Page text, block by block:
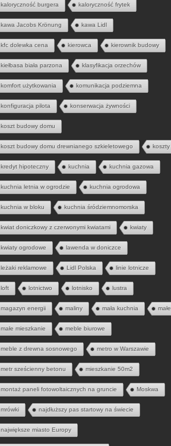
kaloryczność burgera kaloryczność frytek
kawa Jacobs Krönung kawa Lidl
kfc dolewka cena kierowca kierownik budowy
kiełbasa biała parzona klasyfikacja orzechów
komfort użytkowania komunikacja podziemna
konfiguracja pilota konserwacja żywności
koszt budowy domu
koszt budowy domu drewnianego szkieletowego koszty
kredyt hipoteczny kuchnia kuchnia gazowa
kuchnia letnia w ogrodzie kuchnia ogrodowa
kuchnia w bloku kuchnia śródziemnomorska
kwiat doniczkowy z czerwonymi kwiatami kwiaty
kwiaty ogrodowe lawenda w doniczce
leżaki reklamowe Lidl Polska linie lotnicze
loft lotnictwo lotnisko lustra
magazyn energii maliny mała kuchnia małe
małe mieszkanie meble biurowe
meble z drewna sosnowego metro w Warszawie
metr sześcienny betonu mieszkanie 50m2
montaż paneli fotowoltaicznych na gruncie Moskwa
mrówki najdłuższy pas startowy na świecie
największe miasto Europy